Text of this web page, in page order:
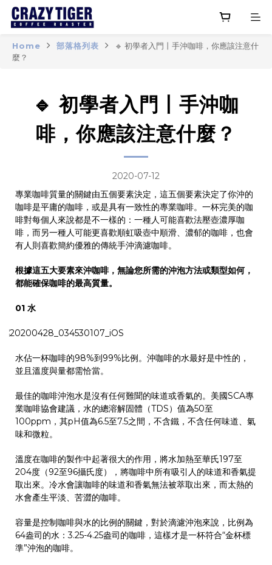
Home 部落格列表
🔹 初學者入門丨手沖咖啡，你應該注意什
麼？
🔹 初學者入門丨手沖咖
啡，你應該注意什麼？
2020-07-12
專業咖啡質量的關鍵由五個要素決定，這五個要素決定了你沖的
咖啡是平庸的咖啡，或是具有一致性的專業咖啡。一杯完美的咖
啡對每個人來說都是不一樣的：一種人可能喜歡法壓壺濃厚咖
啡，而另一種人可能更喜歡順虹吸壺中順滑、濃郁的咖啡，也會
有人則喜歡簡約優雅的傳統手沖滴濾咖啡。
根據這五大要素來沖咖啡，無論您所需的沖泡方法或類型如何，
都能確保咖啡的最高質量。
01 水
水佔一杯咖啡的98%到99%比例。沖咖啡的水最好是中性的，
並且溫度與量都需恰當。
最佳的咖啡沖泡水是沒有任何難聞的味道或香氣的。美國SCA專
業咖啡協會建議，水的總溶解固體（TDS）值為50至
100ppm，其pH值為6.5至7.5之間，不含鐵，不含任何味道、氣
味和微粒。
溫度在咖啡的製作中起著很大的作用，將水加熱至華氏197至
204度（92至96攝氏度），將咖啡中所有吸引人的味道和香氣提
取出來。冷水會讓咖啡的味道和香氣無法被萃取出來，而太熱的
水會產生平淡、苦澀的咖啡。
容量是控制咖啡與水的比例的關鍵，對於滴濾沖泡來說，比例為
64盎司的水：3.25-4.25盎司的咖啡，這樣才是一杯符合“金杯標
準”沖泡的咖啡。